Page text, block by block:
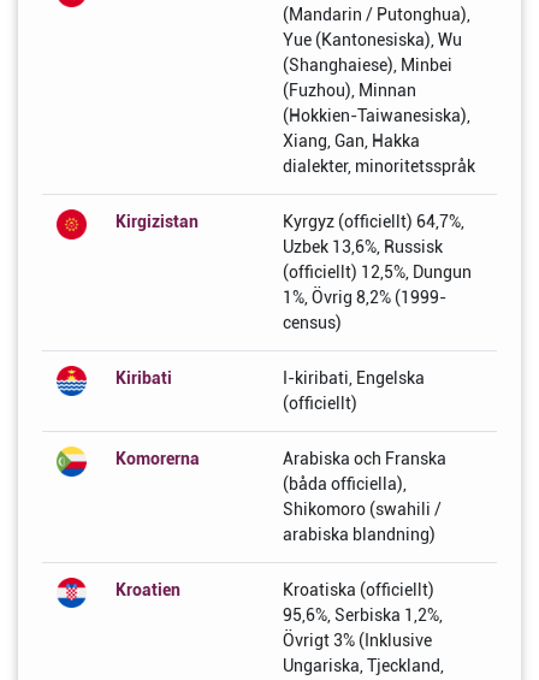
(Mandarin / Putonghua),
Yue (Kantonesiska), Wu
(Shanghaiese), Minbei
(Fuzhou), Minnan
(Hokkien-Taiwanesiska),
Xiang, Gan, Hakka
dialekter, minoritetsspråk
Kirgizistan
Kyrgyz (officiellt) 64,7%,
Uzbek 13,6%, Russisk
(officiellt) 12,5%, Dungun
1%, Övrig 8,2% (1999-
census)
Kiribati
I-kiribati, Engelska
(officiellt)
Komorerna
Arabiska och Franska
(båda officiella),
Shikomoro (swahili /
arabiska blandning)
Kroatien
Kroatiska (officiellt)
95,6%, Serbiska 1,2%,
Övrigt 3% (Inklusive
Ungariska, Tjeckland,